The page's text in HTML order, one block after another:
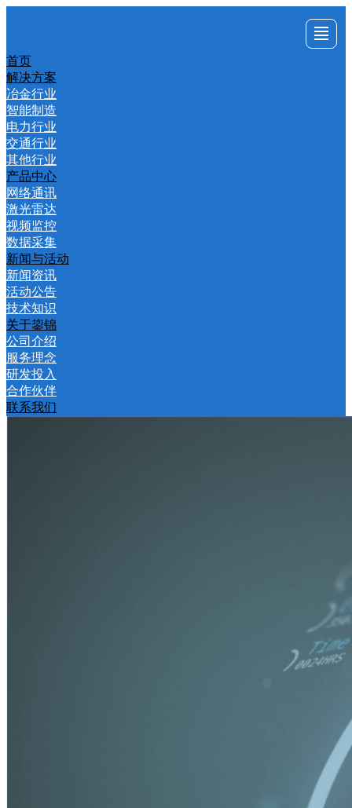
首页
首页
解决方案
冶金行业
智能制造
电力行业
交通行业
其他行业
产品中心
网络通讯
激光雷达
视频监控
数据采集
新闻与活动
新闻资讯
活动公告
技术知识
关于鋆锦
公司介绍
服务理念
研发投入
合作伙伴
联系我们